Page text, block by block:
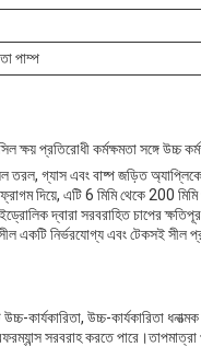
পাম্প
ক্ষয় প্রতিরোধী কর্মক্ষমতা সঙ্গে উচ্চ
তরল, গ্যাস এবং বাষ্প জড়িত
দিয়ে, এটি 6 মিমি থেকে 200
দ্বারা সরবরাহিত চাপের
একটি নির্ভরযোগ্য এবং টেকসই সীল
উচ্চ-কার্যকারিতা, উচ্চ-কার্যকারিতা
সরবরাহ করতে